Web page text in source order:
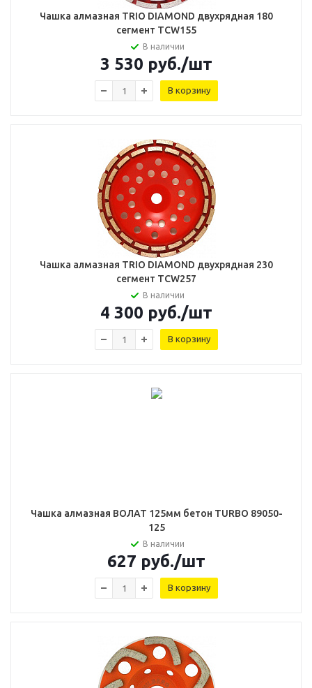
Чашка алмазная TRIO DIAMOND двухрядная 180
сегмент TCW155
В наличии
3 530 руб./шт
В корзину
Чашка алмазная TRIO DIAMOND двухрядная 230
сегмент TCW257
В наличии
4 300 руб./шт
В корзину
Чашка алмазная ВОЛАТ 125мм бетон TURBO 89050-
125
В наличии
627 руб./шт
В корзину